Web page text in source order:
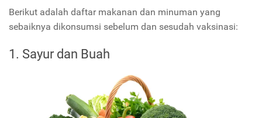
Berikut adalah daftar makanan dan minuman yang
sebaiknya dikonsumsi sebelum dan sesudah vaksinasi:
1. Sayur dan Buah